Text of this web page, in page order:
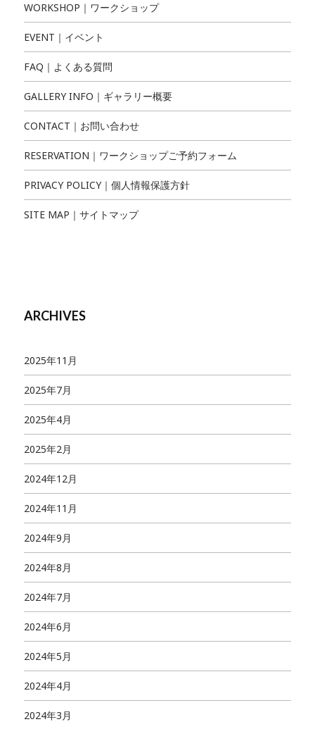
WORKSHOP｜ワークショップ
EVENT｜イベント
FAQ｜よくある質問
GALLERY INFO｜ギャラリー概要
CONTACT｜お問い合わせ
RESERVATION｜ワークショップご予約フォーム
PRIVACY POLICY｜個人情報保護方針
SITE MAP｜サイトマップ
ARCHIVES
2025年11月
2025年7月
2025年4月
2025年2月
2024年12月
2024年11月
2024年9月
2024年8月
2024年7月
2024年6月
2024年5月
2024年4月
2024年3月